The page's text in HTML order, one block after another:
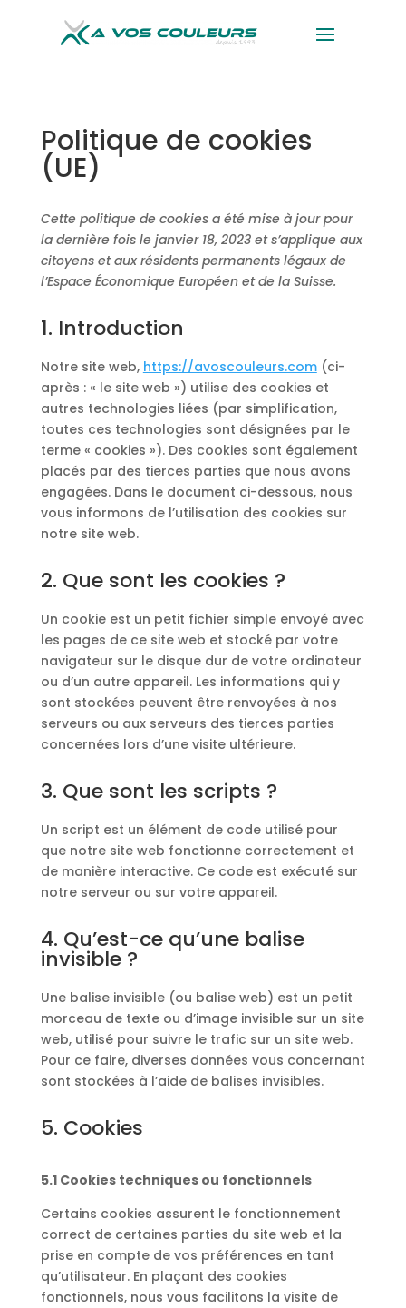
Politique de cookies
(UE)
Cette politique de cookies a été mise à jour pour
la dernière fois le janvier 18, 2023 et s’applique aux
citoyens et aux résidents permanents légaux de
l’Espace Économique Européen et de la Suisse.
1. Introduction
Notre site web, https://avoscouleurs.com(ci-
après : « le site web ») utilise des cookies et
autres technologies liées (par simplification,
toutes ces technologies sont désignées par le
terme « cookies »). Des cookies sont également
placés par des tierces parties que nous avons
engagées. Dans le document ci-dessous, nous
vous informons de l’utilisation des cookies sur
notre site web.
2. Que sont les cookies ?
Un cookie est un petit fichier simple envoyé avec
les pages de ce site web et stocké par votre
navigateur sur le disque dur de votre ordinateur
ou d’un autre appareil. Les informations qui y
sont stockées peuvent être renvoyées à nos
serveurs ou aux serveurs des tierces parties
concernées lors d’une visite ultérieure.
3. Que sont les scripts ?
Un script est un élément de code utilisé pour
que notre site web fonctionne correctement et
de manière interactive. Ce code est exécuté sur
notre serveur ou sur votre appareil.
4. Qu’est-ce qu’une balise
invisible ?
Une balise invisible (ou balise web) est un petit
morceau de texte ou d’image invisible sur un site
web, utilisé pour suivre le trafic sur un site web.
Pour ce faire, diverses données vous concernant
sont stockées à l’aide de balises invisibles.
5. Cookies
5.1 Cookies techniques ou fonctionnels
Certains cookies assurent le fonctionnement
correct de certaines parties du site web et la
prise en compte de vos préférences en tant
qu’utilisateur. En plaçant des cookies
fonctionnels, nous vous facilitons la visite de